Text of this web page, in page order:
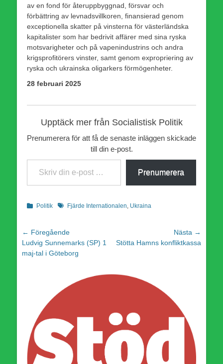
av en fond för återuppbyggnad, försvar och
förbättring av levnadsvillkoren, finansierad genom
exceptionella skatter på vinsterna för västerländska
kapitalister som har bedrivit affärer med sina ryska
motsvarigheter och på vapenindustrins och andra
krigsprofitörers vinster, samt genom expropriering av
ryska och ukrainska oligarkers förmögenheter.
28 februari 2025
Upptäck mer från Socialistisk Politik
Prenumerera för att få de senaste inläggen skickade
till din e-post.
Skriv din e-post …
Prenumerera
Kategorier
Politik EtiketterFjärde Internationalen, Ukraina
Inläggsnavigering
← Föregående
Föregående
inlägg:
Ludvig Sunnemarks (SP) 1
maj-tal i Göteborg
Nästa →
Nästa
Stötta Hamns konfliktkassa